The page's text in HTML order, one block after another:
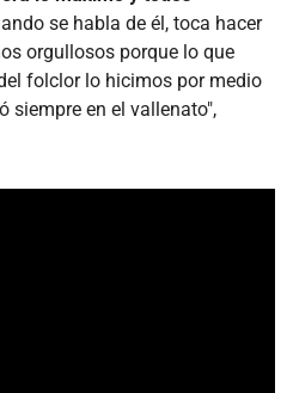
se habla de él, toca hacer
orgullosos porque lo que
folclor lo hicimos por medio
siempre en el vallenato",